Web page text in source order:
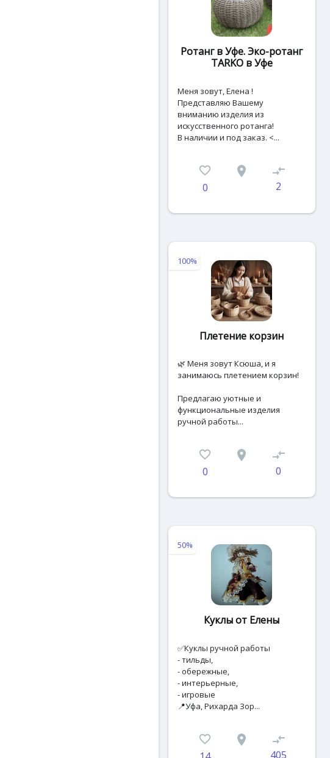
Ротанг в Уфе. Эко-ротанг
TARKO в Уфе
Меня зовут, Елена !
Представляю Вашему
вниманию изделия из
искусственного ротанга!
В наличии и под заказ. <...
favorite_border
0
place compare_arrows
2
100%
Плетение корзин
🌿 Меня зовут Ксюша, и я
занимаюсь плетением корзин!
Предлагаю уютные и
функциональные изделия
ручной работы...
favorite_border
0
place compare_arrows
0
50%
Куклы от Елены
✅Куклы ручной работы
- тильды,
- обережные,
- интерьерные,
- игровые
📍Уфа, Рихарда Зор...
favorite_border
place compare_arrows
405